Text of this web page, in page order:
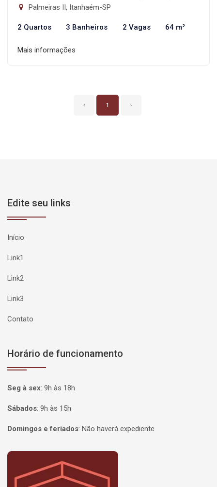
Palmeiras II, Itanhaém-SP
2 Quartos 3 Banheiros 2 Vagas 64 m²
Mais informações
‹ 1 ›
Edite seu links
Início
Link1
Link2
Link3
Contato
Horário de funcionamento
Seg à sex: 9h às 18h
Sábados: 9h às 15h
Domingos e feriados: Não haverá expediente
Página inicial